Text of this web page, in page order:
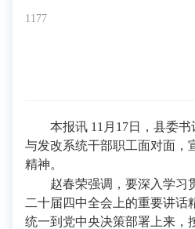
1177
本报讯 11月17日，县委书
与发改系统干部职工面对面，
精神。
赵春荣强调，要深入学习
二十届四中全会上的重要讲话
统一到党中央决策部署上来，